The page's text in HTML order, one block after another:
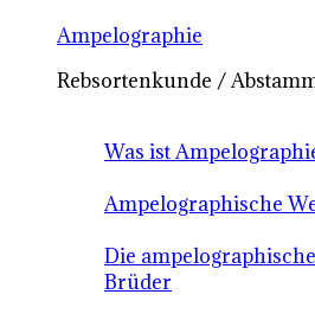
Ampelographie
Rebsortenkunde /
Was ist
Ampelographische
Die
Brüder